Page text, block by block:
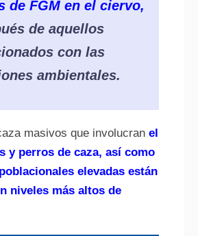
de FGM en el ciervo,
de aquellos
con las
ambientales.
masivos que involucran el
y perros de caza, así como
elevadas están
niveles más altos de